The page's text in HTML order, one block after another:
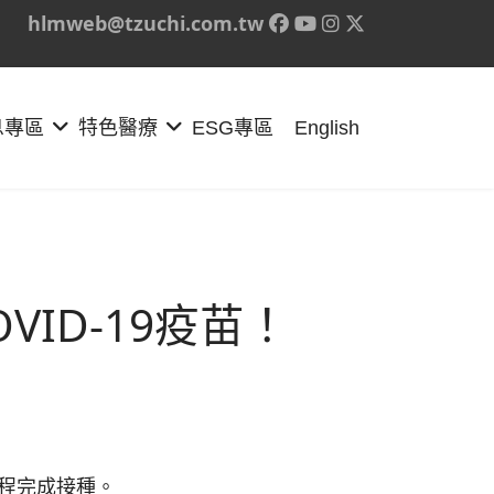
hlmweb@tzuchi.com.tw
區 特色醫療 ESG專區 English
19疫苗！
完成接種。